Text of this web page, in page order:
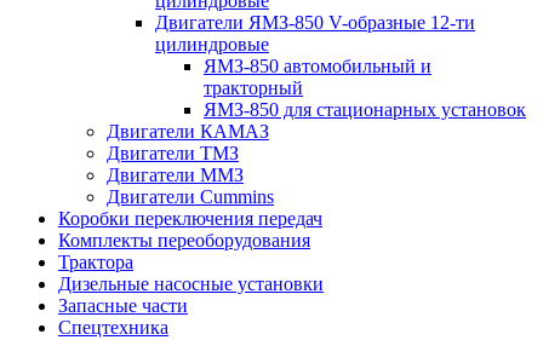
Двигатели ЯМЗ-850 V-образные 12-ти
цилиндровые
ЯМЗ-850 автомобильный и
тракторный
ЯМЗ-850 для стационарных установок
Двигатели КАМАЗ
Двигатели ТМЗ
Двигатели ММЗ
Двигатели Cummins
Коробки переключения передач
Комплекты переоборудования
Трактора
Дизельные насосные установки
Запасные части
Спецтехника